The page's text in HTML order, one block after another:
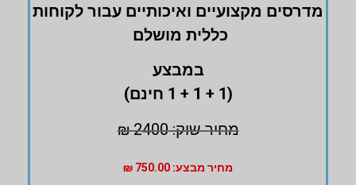
מדרסים ‏מקצועיים ‏ואיכותיים עבור לקוחות
‏כללית מושלם
במבצע
(1 + 1 + 1 חינם)
מחיר שוק: 2400 ₪
מחיר מבצע: 750.00 ₪